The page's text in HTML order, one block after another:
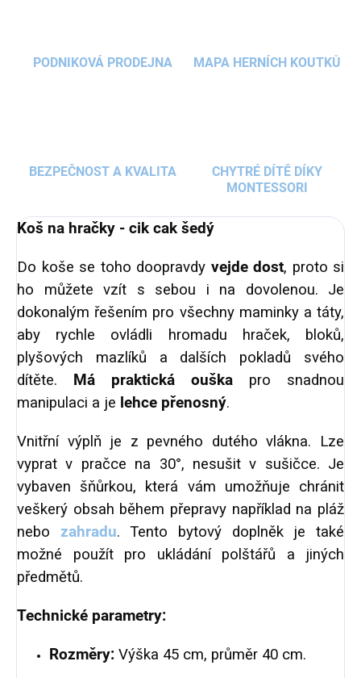
PODNIKOVÁ PRODEJNA MAPA HERNÍCH KOUTKŮ
BEZPEČNOST A KVALITA
CHYTRÉ DÍTĚ DÍKY
MONTESSORI
Koš na hračky - cik cak šedý
Do koše se toho doopravdy vejde dost, proto si
ho můžete vzít s sebou i na dovolenou. Je
dokonalým řešením pro všechny maminky a táty,
aby rychle ovládli hromadu hraček, bloků,
plyšových mazlíků a dalších pokladů svého
dítěte. Má praktická ouška pro snadnou
manipulaci a je lehce přenosný.
Vnitřní výplň je z pevného dutého vlákna. Lze
vyprat v pračce na 30°, nesušit v sušičce. Je
vybaven šňůrkou, která vám umožňuje chránit
veškerý obsah během přepravy například na pláž
nebo zahradu. Tento bytový doplněk je také
možné použít pro ukládání polštářů a jiných
předmětů.
Technické parametry:
Rozměry: Výška 45 cm, průměr 40 cm.